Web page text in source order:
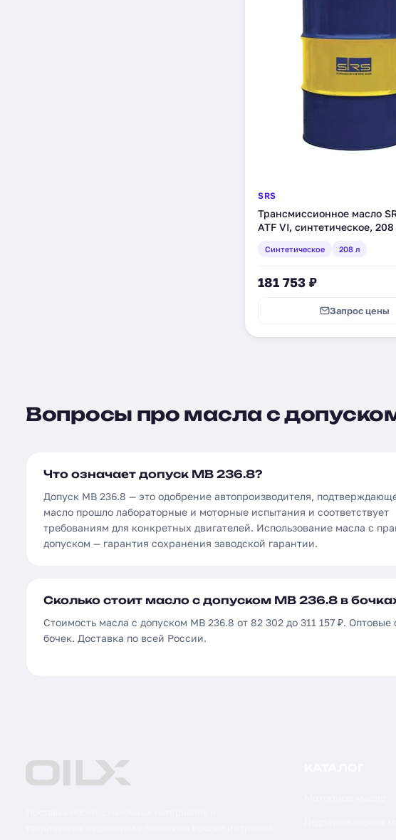
SRS
Трансмиссионное масло
ATF VI, синтетическое,
Синтетическое 208 л
181 753 ₽
Запрос цены
Вопросы про масла с
Что означает допуск MB 236.8?
Допуск MB 236.8 — это одобрение автопроизводителя,
масло прошло лабораторные и моторные испытания и соответствует
требованиям для конкретных двигателей. Использование масла с
допуском — гарантия сохранения заводской гарантии.
Сколько стоит масло с допуском MB 236.8 в
Стоимость масла с допуском MB 236.8 от 82 302 до 311 157 ₽. Оптовые
бочек. Доставка по всей России.